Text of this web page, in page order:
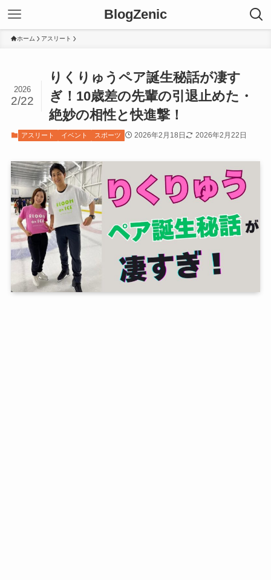
BlogZenic
ホーム アスリート
りくりゅうペア誕生秘話が凄す
ぎ！10歳差の先輩の引退止めた・
絶妙の相性と快進撃！
2026
2/22
アスリート イベント スポーツ 2026年2月18日 2026年2月22日